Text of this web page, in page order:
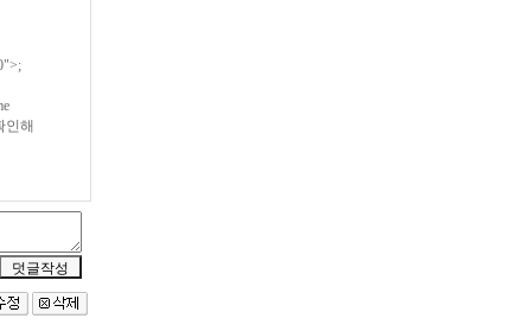
;
인해